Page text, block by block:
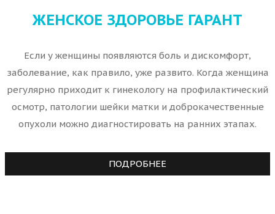
ЖЕНСКОЕ ЗДОРОВЬЕ ГАРАНТ
Если у женщины появляются боль и дискомфорт,
заболевание, как правило, уже развито. Когда женщина
регулярно приходит к гинекологу на профилактический
осмотр, патологии шейки матки и доброкачественные
опухоли можно диагностировать на ранних этапах.
ПОДРОБНЕЕ